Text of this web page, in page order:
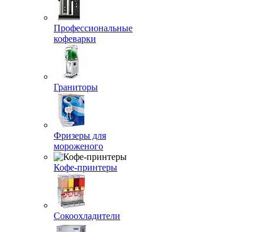
Профессиональные
кофеварки
Граниторы
Фризеры для
мороженого
Кофе-принтеры
Сокоохладители